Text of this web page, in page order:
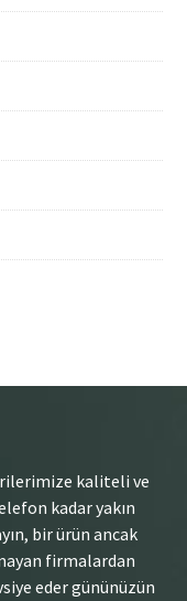
kaliteli ve
kadar yakın
bir ürün ancak
firmalardan
eder gününüzün